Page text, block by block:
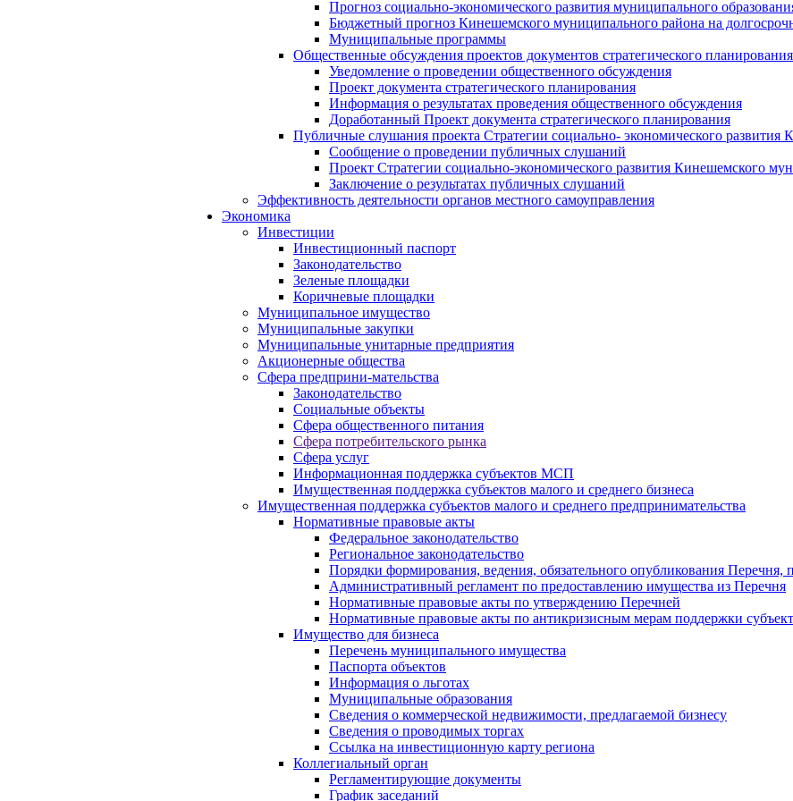
Прогноз социально-экономического развития муниципального
Бюджетный прогноз Кинешемского муниципального района на
Муниципальные программы
Общественные обсуждения проектов документов стратегического планирования
Уведомление о проведении общественного обсуждения
Проект документа стратегического планирования
Информация о результатах проведения общественного обсуждения
Доработанный Проект документа стратегического планирования
Публичные слушания проекта Стратегии социально- экономического
Сообщение о проведении публичных слушаний
Проект Стратегии социально-экономического развития Кинешемского
Заключение о результатах публичных слушаний
Эффективность деятельности органов местного самоуправления
Экономика
Инвестиции
Инвестиционный паспорт
Законодательство
Зеленые площадки
Коричневые площадки
Муниципальное имущество
Муниципальные закупки
Муниципальные унитарные предприятия
Акционерные общества
Сфера предприни-мательства
Законодательство
Социальные объекты
Сфера общественного питания
Сфера потребительского рынка
Сфера услуг
Информационная поддержка субъектов МСП
Имущественная поддержка субъектов малого и среднего бизнеса
Имущественная поддержка субъектов малого и среднего предпринимательства
Нормативные правовые акты
Федеральное законодательство
Региональное законодательство
Порядки формирования, ведения, обязательного опубликования Перечня,
Административный регламент по предоставлению имущества из Перечня
Нормативные правовые акты по утверждению Перечней
Нормативные правовые акты по антикризисным мерам поддержки
Имущество для бизнеса
Перечень муниципального имущества
Паспорта объектов
Информация о льготах
Муниципальные образования
Сведения о коммерческой недвижимости, предлагаемой бизнесу
Сведения о проводимых торгах
Ссылка на инвестиционную карту региона
Коллегиальный орган
Регламентирующие документы
График заседаний